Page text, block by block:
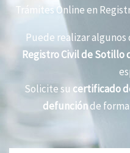
Trámites Online en
Puede realizar algunos
Registro Civil de Sotillo
Solicite su certificado
defunciónde forma